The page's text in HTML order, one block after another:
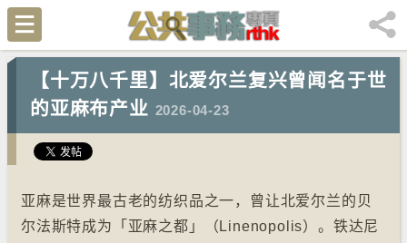
【十万八千里】北爱尔兰复兴曾闻名于世
的亚麻布产业 2026-04-23
亚麻是世界最古老的纺织品之一，曾让北爱尔兰的贝
尔法斯特成为「亚麻之都」（Linenopolis）。铁达尼